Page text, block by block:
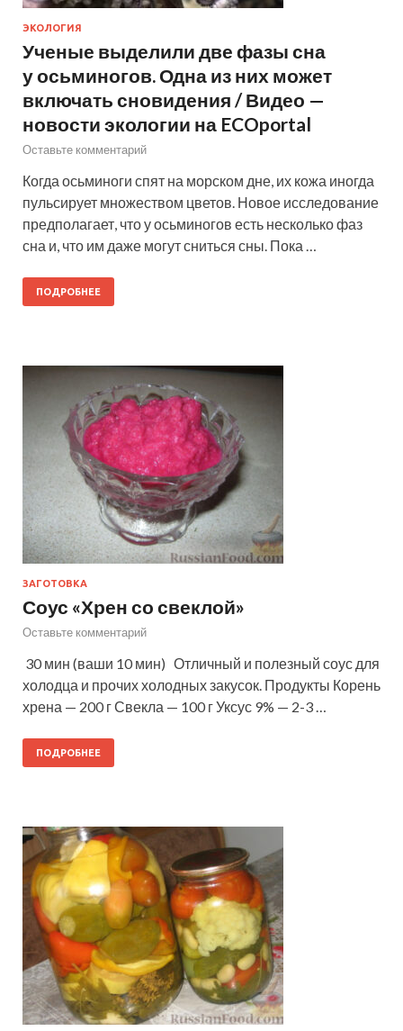
ЭКОЛОГИЯ
Ученые выделили две фазы сна
у осьминогов. Одна из них может
включать сновидения / Видео —
новости экологии на ECOportal
Оставьте комментарий
Когда осьминоги спят на морском дне, их кожа иногда
пульсирует множеством цветов. Новое исследование
предполагает, что у осьминогов есть несколько фаз
сна и, что им даже могут сниться сны. Пока …
ПОДРОБНЕЕ
ЗАГОТОВКА
Соус «Хрен со свеклой»
Оставьте комментарий
30 мин (ваши 10 мин) Отличный и полезный соус для
холодца и прочих холодных закусок. Продукты Корень
хрена — 200 г Свекла — 100 г Уксус 9% — 2-3 …
ПОДРОБНЕЕ